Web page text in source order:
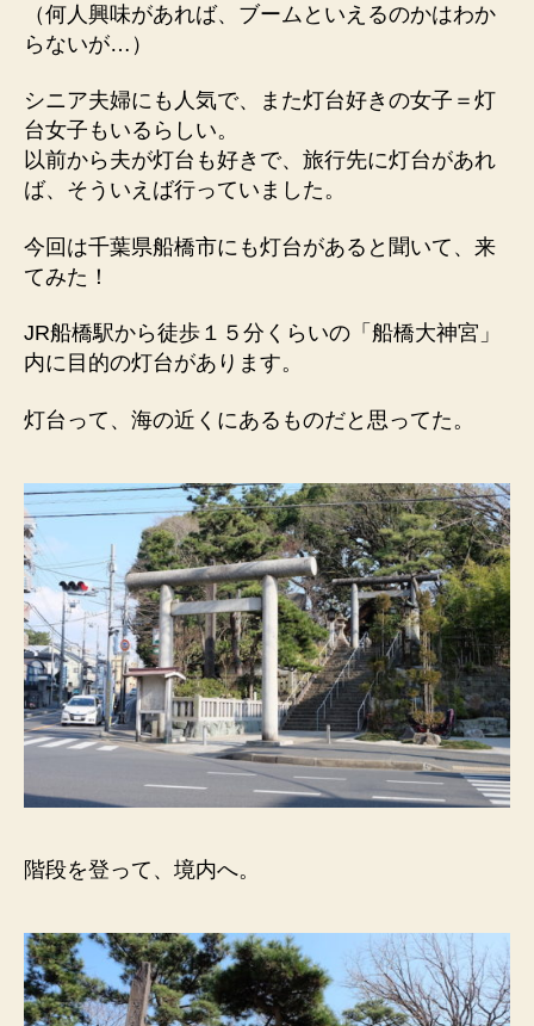
（何人興味があれば、ブームといえるのかはわか
らないが…）
シニア夫婦にも人気で、また灯台好きの女子＝灯
台女子もいるらしい。
以前から夫が灯台も好きで、旅行先に灯台があれ
ば、そういえば行っていました。
今回は千葉県船橋市にも灯台があると聞いて、来
てみた！
JR船橋駅から徒歩１５分くらいの「船橋大神宮」
内に目的の灯台があります。
灯台って、海の近くにあるものだと思ってた。
階段を登って、境内へ。